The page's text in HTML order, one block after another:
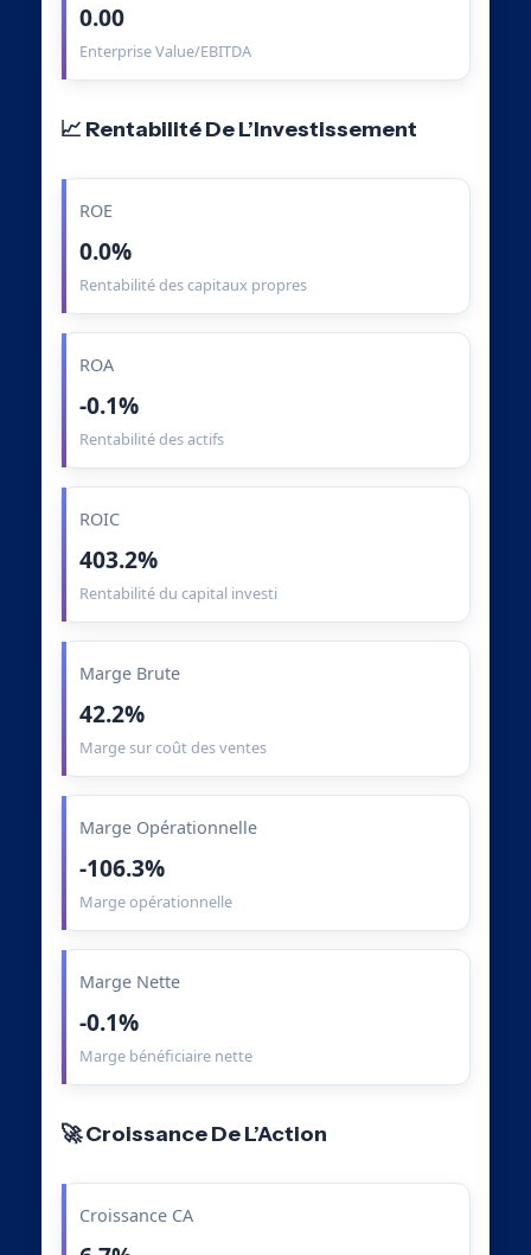
0.00
Enterprise Value/EBITDA
📈 Rentabilité De L’Investissement
ROE
0.0%
Rentabilité des capitaux propres
ROA
-0.1%
Rentabilité des actifs
ROIC
403.2%
Rentabilité du capital investi
Marge Brute
42.2%
Marge sur coût des ventes
Marge Opérationnelle
-106.3%
Marge opérationnelle
Marge Nette
-0.1%
Marge bénéficiaire nette
🚀 Croissance De L’Action
Croissance CA